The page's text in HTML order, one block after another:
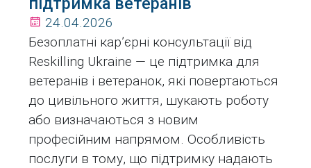
24.04.2026
Безоплатні кар’єрні консультації від
Reskilling Ukraine — це підтримка для
ветеранів і ветеранок, які повертаються
до цивільного життя, шукають роботу
або визначаються з новим
професійним напрямом. Особливість
послуги в тому, що підтримку надають